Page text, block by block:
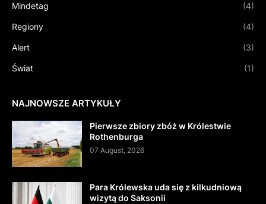
Mindetag (4)
Regiony (4)
Alert (3)
Świat (1)
NAJNOWSZE ARTYKUŁY
Pierwsze zbiory zbóż w Królestwie
Rothenburga
07 August, 2026
Para Królewska uda się z kilkudniową
wizytą do Saksonii